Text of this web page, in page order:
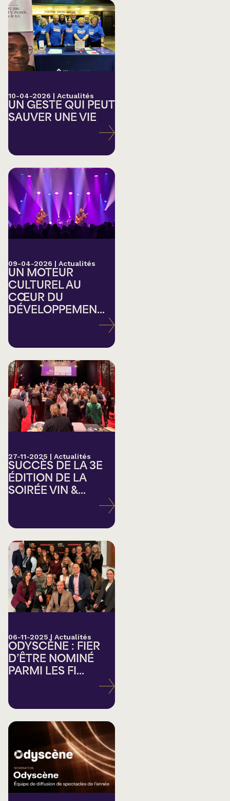
10-04-2026 | Actualités
UN GESTE QUI PEUT
SAUVER UNE VIE
09-04-2026 | Actualités
UN MOTEUR
CULTUREL AU
CŒUR DU
DÉVELOPPEMEN...
27-11-2025 | Actualités
SUCCÈS DE LA 3E
ÉDITION DE LA
SOIRÉE VIN &...
06-11-2025 | Actualités
ODYSCÈNE : FIER
D’ÊTRE NOMINÉ
PARMI LES FI...